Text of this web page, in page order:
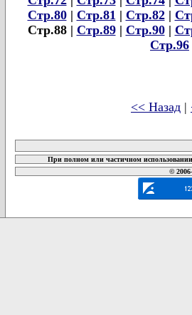
Стр.80| Стр.81 | Стр.82|
Стр.88 | Стр.89| Стр.90|
Стр.96
<< Назад |
При полном или частичном
©